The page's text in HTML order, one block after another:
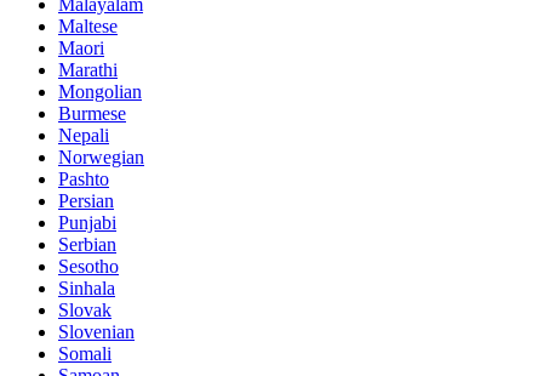
Maltese
Maori
Marathi
Mongolian
Burmese
Nepali
Norwegian
Pashto
Persian
Punjabi
Serbian
Sesotho
Sinhala
Slovak
Slovenian
Somali